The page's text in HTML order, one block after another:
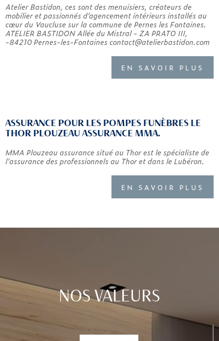
Atelier Bastidon, ces sont des menuisiers, créateurs de
mobilier et passionnés d’agencement intérieurs installés au
cœur du Vaucluse sur la commune de Pernes les Fontaines.
ATELIER BASTIDON Allée du Mistral - ZA PRATO III,
-84210 Pernes-les-Fontaines contact@atelierbastidon.com
EN SAVOIR PLUS
ASSURANCE POUR LES POMPES FUNÈBRES LE
THOR PLOUZEAU ASSURANCE MMA.
MMA Plouzeau assurance situé au Thor est le spécialiste de
l'assurance des professionnels au Thor et dans le Lubéron.
EN SAVOIR PLUS
NOS VALEURS